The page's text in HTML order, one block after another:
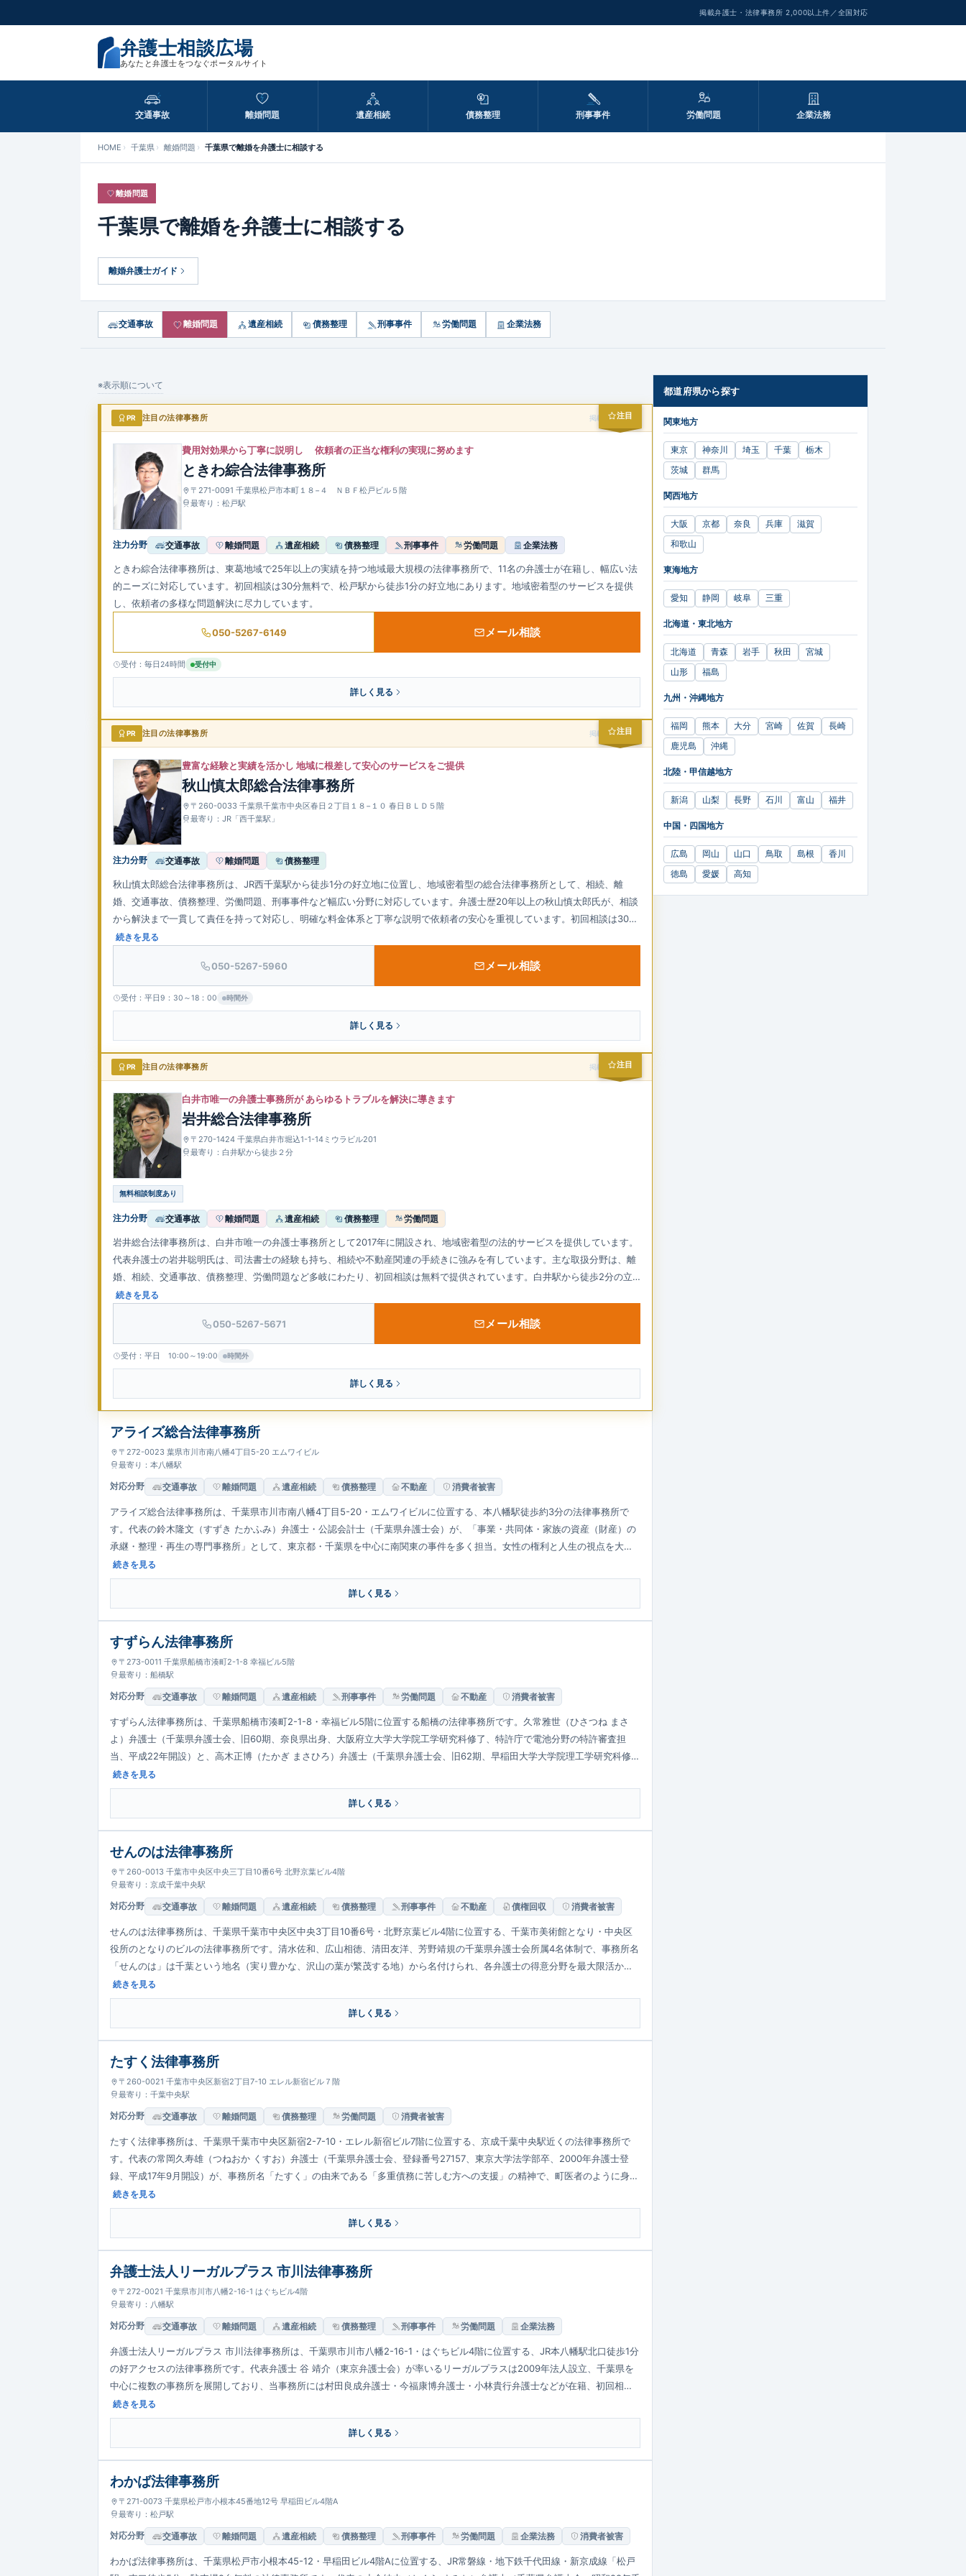
掲載弁護士・法律事務所 2,000以上件／全国対応
弁護士相談広場
あなたと弁護士をつなぐポータルサイト
交通事故 離婚問題 遺産相続 債務整理 刑事事件 労働問題 企業法務
HOME 千葉県 離婚問題 千葉県で離婚を弁護士に相談する
離婚問題
千葉県で離婚を弁護士に相談する
離婚弁護士ガイド
交通事故 離婚問題 遺産相続 債務整理 刑事事件 労働問題 企業法務
※表示順について
注目
PR 注目の法律事務所 掲載スポンサー
費用対効果から丁寧に説明し 依頼者の正当な権利の実現に努めます
ときわ綜合法律事務所
〒271-0091 千葉県松戸市本町１８−４ ＮＢＦ松戸ビル５階
最寄り：松戸駅
注力分野 交通事故 離婚問題 遺産相続 債務整理 刑事事件 労働問題 企業法務
ときわ綜合法律事務所は、東葛地域で25年以上の実績を持つ地域最大規模の法律事務所で、11名の弁護士が在籍し、幅広い法
的ニーズに対応しています。初回相談は30分無料で、松戸駅から徒歩1分の好立地にあります。地域密着型のサービスを提供
し、依頼者の多様な問題解決に尽力しています。
050-5267-6149 メール相談
受付：毎日24時間 受付中
詳しく見る
注目
PR 注目の法律事務所 掲載スポンサー
豊富な経験と実績を活かし 地域に根差して安心のサービスをご提供
秋山慎太郎総合法律事務所
〒260-0033 千葉県千葉市中央区春日２丁目１８−１０ 春日ＢＬＤ５階
最寄り：JR「西千葉駅」
注力分野 交通事故 離婚問題 債務整理
秋山慎太郎総合法律事務所は、JR西千葉駅から徒歩1分の好立地に位置し、地域密着型の総合法律事務所として、相続、離
婚、交通事故、債務整理、労働問題、刑事事件など幅広い分野に対応しています。弁護士歴20年以上の秋山慎太郎氏が、相談
から解決まで一貫して責任を持って対応し、明確な料金体系と丁寧な説明で依頼者の安心を重視しています。初回相談は30分
無料で、事前予約により平日夜間や土日祝日の相談も可能です。
続きを見る
050-5267-5960 メール相談
受付：平日9：30～18：00 時間外
詳しく見る
注目
PR 注目の法律事務所 掲載スポンサー
白井市唯一の弁護士事務所が あらゆるトラブルを解決に導きます
岩井総合法律事務所
〒270-1424 千葉県白井市堀込1-1-14ミウラビル201
最寄り：白井駅から徒歩２分
無料相談制度あり
注力分野 交通事故 離婚問題 遺産相続 債務整理 労働問題
岩井総合法律事務所は、白井市唯一の弁護士事務所として2017年に開設され、地域密着型の法的サービスを提供しています。
代表弁護士の岩井聡明氏は、司法書士の経験も持ち、相続や不動産関連の手続きに強みを有しています。主な取扱分野は、離
婚、相続、交通事故、債務整理、労働問題など多岐にわたり、初回相談は無料で提供されています。白井駅から徒歩2分の立
地にあり、平日夜間や土日祝日の相談にも事前予約で対応可能です。依頼者の話を丁寧に聞き、迅速かつ適切な解決を目指す
続きを見る
050-5267-5671 メール相談
受付：平日 10:00～19:00 時間外
詳しく見る
アライズ総合法律事務所
〒272-0023 葉県市川市南八幡4丁目5-20 エムワイビル
最寄り：本八幡駅
対応分野 交通事故 離婚問題 遺産相続 債務整理 不動産 消費者被害
アライズ総合法律事務所は、千葉県市川市南八幡4丁目5-20・エムワイビルに位置する、本八幡駅徒歩約3分の法律事務所で
す。代表の鈴木隆文（すずき たかふみ）弁護士・公認会計士（千葉県弁護士会）が、「事業・共同体・家族の資産（財産）の
承継・整理・再生の専門事務所」として、東京都・千葉県を中心に南関東の事件を多く担当。女性の権利と人生の視点を大切
に、離婚・相続・遺言・任意後見・事業承継まで対応します。
続きを見る
詳しく見る
すずらん法律事務所
〒273-0011 千葉県船橋市湊町2-1-8 幸福ビル5階
最寄り：船橋駅
対応分野 交通事故 離婚問題 遺産相続 刑事事件 労働問題 不動産 消費者被害
すずらん法律事務所は、千葉県船橋市湊町2-1-8・幸福ビル5階に位置する船橋の法律事務所です。久常雅世（ひさつね まさ
よ）弁護士（千葉県弁護士会、旧60期、奈良県出身、大阪府立大学大学院工学研究科修了、特許庁で電池分野の特許審査担
当、平成22年開設）と、高木正博（たかぎ まさひろ）弁護士（千葉県弁護士会、旧62期、早稲田大学大学院理工学研究科修
了、特許庁出身）の理系出身2名体制で、「身近で温かい法律事務所」を目指し、初回相談30分無料で対応します。
続きを見る
詳しく見る
せんのは法律事務所
〒260-0013 千葉市中央区中央三丁目10番6号 北野京葉ビル4階
最寄り：京成千葉中央駅
対応分野 交通事故 離婚問題 遺産相続 債務整理 刑事事件 不動産 債権回収 消費者被害
せんのは法律事務所は、千葉県千葉市中央区中央3丁目10番6号・北野京葉ビル4階に位置する、千葉市美術館となり・中央区
役所のとなりのビルの法律事務所です。清水佐和、広山相徳、清田友洋、芳野靖規の千葉県弁護士会所属4名体制で、事務所名
「せんのは」は千葉という地名（実り豊かな、沢山の葉が繁茂する地）から名付けられ、各弁護士の得意分野を最大限活か
し、民事・家事・商事・刑事まで幅広く対応します。
続きを見る
詳しく見る
たすく法律事務所
〒260-0021 千葉市中央区新宿2丁目7-10 エレル新宿ビル７階
最寄り：千葉中央駅
対応分野 交通事故 離婚問題 債務整理 労働問題 消費者被害
たすく法律事務所は、千葉県千葉市中央区新宿2-7-10・エレル新宿ビル7階に位置する、京成千葉中央駅近くの法律事務所で
す。代表の常岡久寿雄（つねおか くすお）弁護士（千葉県弁護士会、登録番号27157、東京大学法学部卒、2000年弁護士登
録、平成17年9月開設）が、事務所名「たすく」の由来である「多重債務に苦しむ方への支援」の精神で、町医者のように身近
な存在を目指し、離婚・相続・交通事故・債務整理・社会福祉まで対応します。
続きを見る
詳しく見る
弁護士法人リーガルプラス 市川法律事務所
〒272-0021 千葉県市川市八幡2-16-1 はぐちビル4階
最寄り：八幡駅
対応分野 交通事故 離婚問題 遺産相続 債務整理 刑事事件 労働問題 企業法務
弁護士法人リーガルプラス 市川法律事務所は、千葉県市川市八幡2-16-1・はぐちビル4階に位置する、JR本八幡駅北口徒歩1分
の好アクセスの法律事務所です。代表弁護士 谷 靖介（東京弁護士会）が率いるリーガルプラスは2009年法人設立、千葉県を
中心に複数の事務所を展開しており、当事務所には村田良成弁護士・今福康博弁護士・小林貴行弁護士などが在籍、初回相談
60分無料、年200名以上の相続相談実績で対応します。
続きを見る
詳しく見る
わかば法律事務所
〒271-0073 千葉県松戸市小根本45番地12号 早稲田ビル4階A
最寄り：松戸駅
対応分野 交通事故 離婚問題 遺産相続 債務整理 刑事事件 労働問題 企業法務 消費者被害
わかば法律事務所は、千葉県松戸市小根本45-12・早稲田ビル4階Aに位置する、JR常磐線・地下鉄千代田線・新京成線「松戸
都道府県から探す
関東地方
東京 神奈川 埼玉 千葉
栃木
茨城
群馬
関西地方
大阪 京都 奈良 兵庫
滋賀
和歌山
東海地方
愛知 静岡 岐阜 三重
北海道・東北地方
北海道 青森 岩手 秋田
宮城
山形
福島
九州・沖縄地方
福岡 熊本 大分 宮崎 佐賀
長崎
鹿児島
沖縄
北陸・甲信越地方
新潟 山梨 長野 石川 富山 福井
中国・四国地方
広島 岡山 山口 鳥取 島根
香川
徳島
愛媛 高知